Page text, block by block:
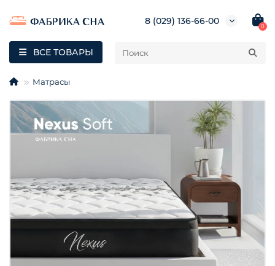
8 (029) 136-66-00
0
ВСЕ ТОВАРЫ
Матрасы